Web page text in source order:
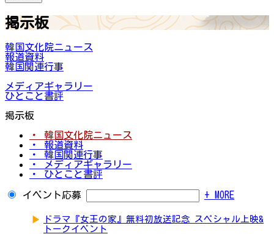
掲示板
韓国文化院ニュース
報道資料
韓国関連行事
メディアギャラリー
ひとこと書評
掲示板
・ 韓国文化院ニュース
・ 報道資料
・ 韓国関連行事
・ メディアギャラリー
・ ひとこと書評
イベント応募 + MORE
▶
ドラマ『女王の家』無料初放送記念 スペシャル上映&
トークイベント